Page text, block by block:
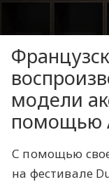
модели
помощью
С помощью
на фестивале